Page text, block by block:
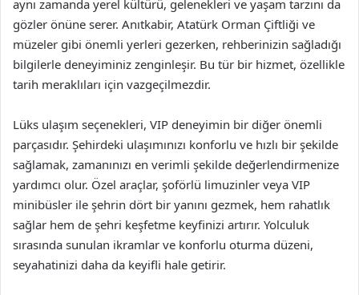
aynı zamanda yerel kültürü, gelenekleri ve yaşam tarzını da
gözler önüne serer. Anıtkabir, Atatürk Orman Çiftliği ve
müzeler gibi önemli yerleri gezerken, rehberinizin sağladığı
bilgilerle deneyiminiz zenginleşir. Bu tür bir hizmet, özellikle
tarih meraklıları için vazgeçilmezdir.
Lüks ulaşım seçenekleri, VIP deneyimin bir diğer önemli
parçasıdır. Şehirdeki ulaşımınızı konforlu ve hızlı bir şekilde
sağlamak, zamanınızı en verimli şekilde değerlendirmenize
yardımcı olur. Özel araçlar, şoförlü limuzinler veya VIP
minibüsler ile şehrin dört bir yanını gezmek, hem rahatlık
sağlar hem de şehri keşfetme keyfinizi artırır. Yolculuk
sırasında sunulan ikramlar ve konforlu oturma düzeni,
seyahatinizi daha da keyifli hale getirir.